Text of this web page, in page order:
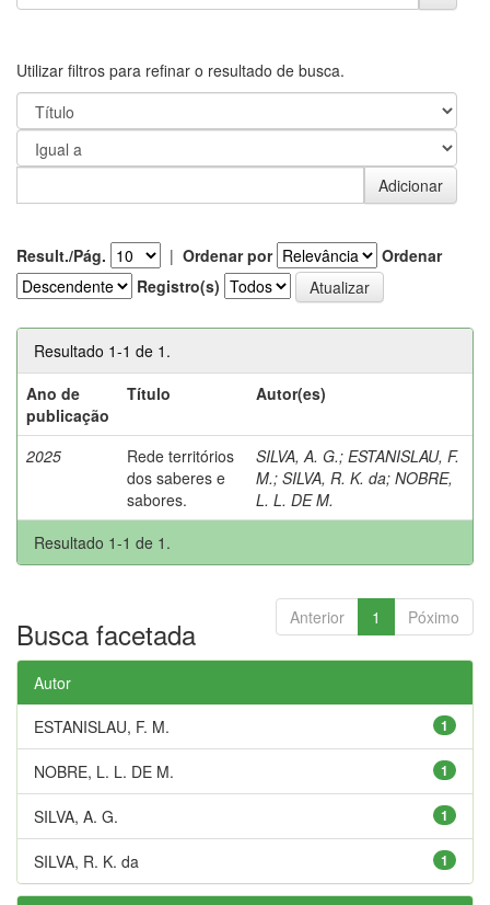
Utilizar filtros para refinar o resultado de busca.
Result./Pág. | Ordenar por
Ordenar
Registro(s)
Resultado 1-1 de 1.
Ano de
publicação
Título Autor(es)
2025
Rede territórios
dos saberes e
sabores.
SILVA, A. G.; ESTANISLAU, F.
M.; SILVA, R. K. da; NOBRE,
L. L. DE M.
Resultado 1-1 de 1.
Anterior 1 Póximo
Busca facetada
Autor
1
ESTANISLAU, F. M.
1
NOBRE, L. L. DE M.
1
SILVA, A. G.
1
SILVA, R. K. da